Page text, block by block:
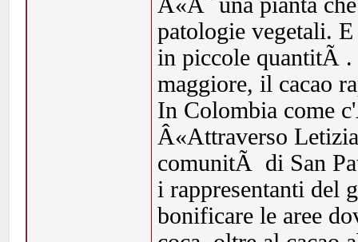
patologie vegetali.
in piccole quantitÃ .
maggiore, il cacao
In Colombia come
Â«Attraverso
comunitÃ di San
i rappresentanti del
bonificare le aree